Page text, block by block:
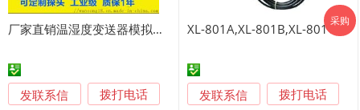
厂家直销温湿度变送器模拟量485可选
发联系信 拨打电话
XL-801A,XL-801B,XL-801C投入式变送器
发联系信 拨打电话
采购